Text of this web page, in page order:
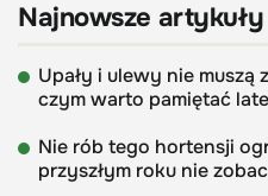
Najnowsze artykuły
Upały i ulewy nie
czym warto pamiętać
Nie rób tego hortensji
przyszłym roku nie